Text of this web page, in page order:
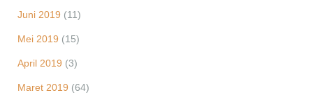
Juni 2019 (11)
Mei 2019 (15)
April 2019 (3)
Maret 2019 (64)